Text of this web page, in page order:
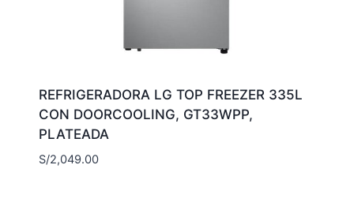
REFRIGERADORA LG TOP FREEZER 335L
CON DOORCOOLING, GT33WPP,
PLATEADA
S/2,049.00